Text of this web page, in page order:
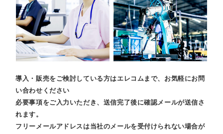
導入・販売をご検討している方はエレコムまで、お気軽にお問
い合わせください
必要事項をご入力いただき、送信完了後に確認メールが送信さ
れます。
フリーメールアドレスは当社のメールを受付けられない場合が